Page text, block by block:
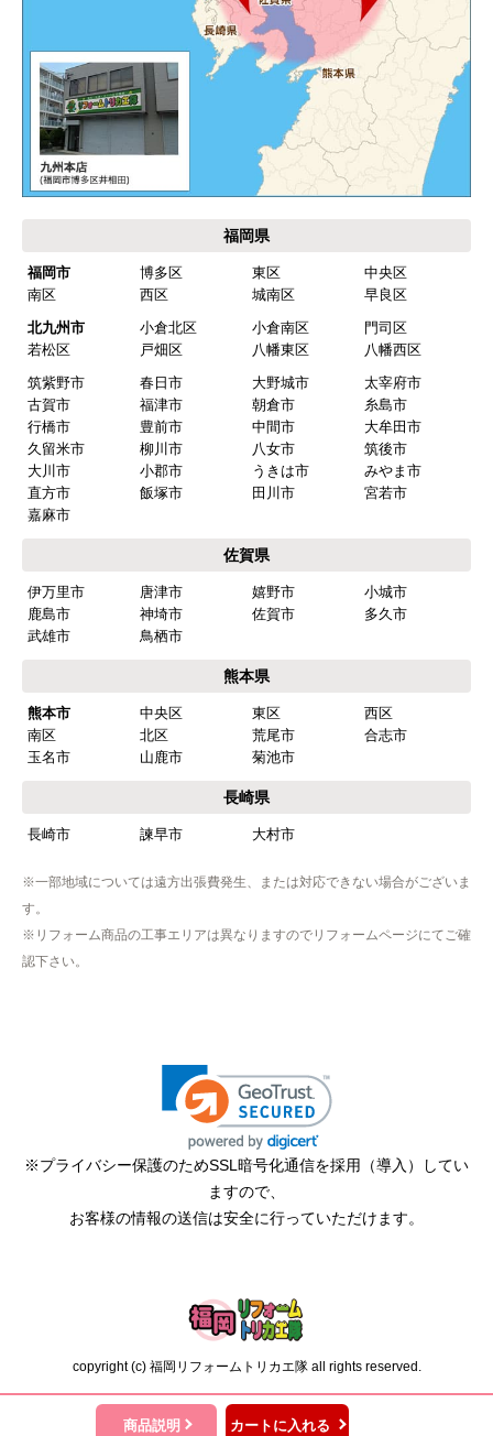
別の部屋もお願いしたいと考えていたが、少々不
akagenoane
欲しい商品をスムーズに注文できましたか？
予定の期日までに商品が届きましたか？
商品の梱包は必要十分なものでしたか？
またこのショップを利用したいですか？
文時期】2026年03月頃（モバイルから）
【このショップを選んだ理由は？】
商品価格がお手頃だった
【注文からどのくらいで届きましたか？】
忘れました
【その他感想・コメント】
工事は土曜日に申し込んだが、
たので、仕事を1日休まなければならなかった。
ショップからの連絡や対応は適切でしたか？
予定の期日までに商品が届きましたか？
はい
商品の梱包は必要十分なものでしたか？
はい
【注文商品】エアコン・クーラー 【注
文時期】2026年02月頃（モバイルから）
【このショップを選んだ理由は？】
商品説明 カートに入れる
福岡県
福岡市 博多区 東区
中央区
南区
西区 城南区
早良区
北九州市
小倉北区 小倉南区
門司区
若松区
戸畑区 八幡東区
八幡西区
筑紫野市
春日市 大野城市
太宰府市
古賀市
福津市 朝倉市
糸島市
行橋市
豊前市 中間市
大牟田市
久留米市
柳川市 八女市
筑後市
大川市
小郡市 うきは市
みやま市
直方市
飯塚市 田川市
宮若市
嘉麻市
佐賀県
伊万里市 唐津市 嬉野市
小城市
鹿島市
神埼市 佐賀市
多久市
武雄市
鳥栖市
熊本県
熊本市 中央区 東区
西区
南区
北区 荒尾市
合志市
玉名市
山鹿市 菊池市
長崎県
長崎市 諫早市 大村市
※一部地域については遠方出張費発生、または対応できない場合がございま
す。
※リフォーム商品の工事エリアは異なりますのでリフォームページにてご確
認下さい。
※プライバシー保護のためSSL暗号化通信を採用（導入）してい
ますので、
お客様の情報の送信は安全に行っていただけます。
copyright (c) 福岡リフォームトリカエ隊 all rights reserved.